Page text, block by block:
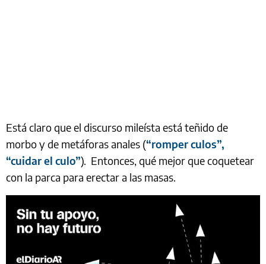
Está claro que el discurso mileísta está teñido de
morbo y de metáforas anales (“romper culos”,
“cuidar el culo”). Entonces, qué mejor que coquetear
con la parca para erectar a las masas.